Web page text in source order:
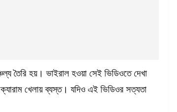
তৈরি হয়। ভাইরাল হওয়া সেই ভিডিওতে দেখা
ক্যারাম খেলায় ব্যস্ত। যদিও এই ভিডিওর সত্যতা